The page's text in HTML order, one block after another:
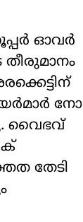
ഓവർ
നോ
വൈഭവ്
തേടി